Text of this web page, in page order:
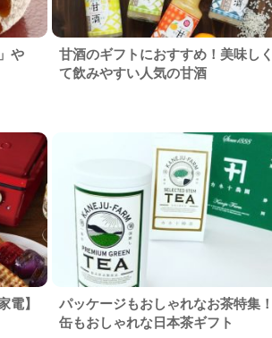
や
甘酒のギフトにおすすめ！美味し
て飲みやすい人気の甘酒
電】
パッケージもおしゃれなお茶特集
缶もおしゃれな日本茶ギフト